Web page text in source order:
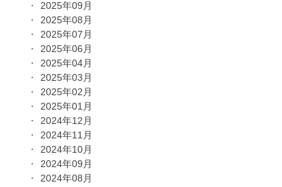
2025年09月
2025年08月
2025年07月
2025年06月
2025年04月
2025年03月
2025年02月
2025年01月
2024年12月
2024年11月
2024年10月
2024年09月
2024年08月